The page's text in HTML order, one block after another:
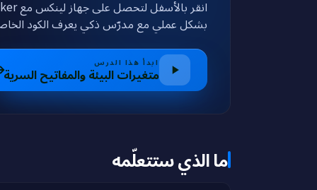
بشكل عملي مع مدرّس ذكي يعرف الكود
ابدأ هذا الدرس
متغيرات البيئة والمفاتيح السرية
ما الذي ستتعلّمه